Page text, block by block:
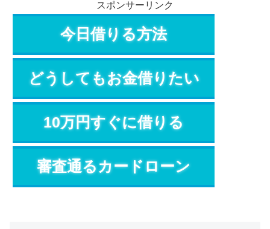
スポンサーリンク
今日借りる方法
どうしてもお金借りたい
10万円すぐに借りる
審査通るカードローン